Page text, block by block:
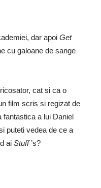
dar apoi Get
cu galoane de sange
cat si ca o
film scris si regizat de
fantastica a lui Daniel
puteti vedea de ce a
ai Stuff’s?